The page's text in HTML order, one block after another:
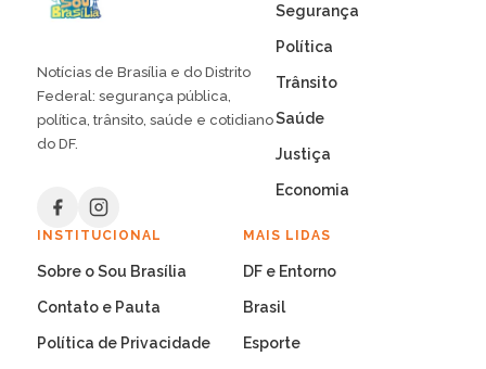
Notícias de Brasília e do Distrito
Federal: segurança pública,
política, trânsito, saúde e cotidiano
do DF.
Segurança
Política
Trânsito
Saúde
Justiça
Economia
INSTITUCIONAL
Sobre o Sou Brasília
Contato e Pauta
Política de Privacidade
MAIS LIDAS
DF e Entorno
Brasil
Esporte